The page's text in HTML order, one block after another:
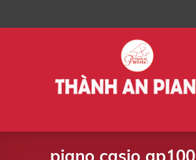
qua
piano casio ap100